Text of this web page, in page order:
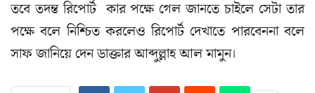
তবে তদন্ত রিপোর্ট কার পক্ষে গেল জানতে চাইলে সেটা তার
পক্ষে বলে নিশ্চিত করলেও রিপোর্ট দেখাতে পারবেননা বলে
সাফ জানিয়ে দেন ডাক্তার আব্দুল্লাহ আল মামুন।